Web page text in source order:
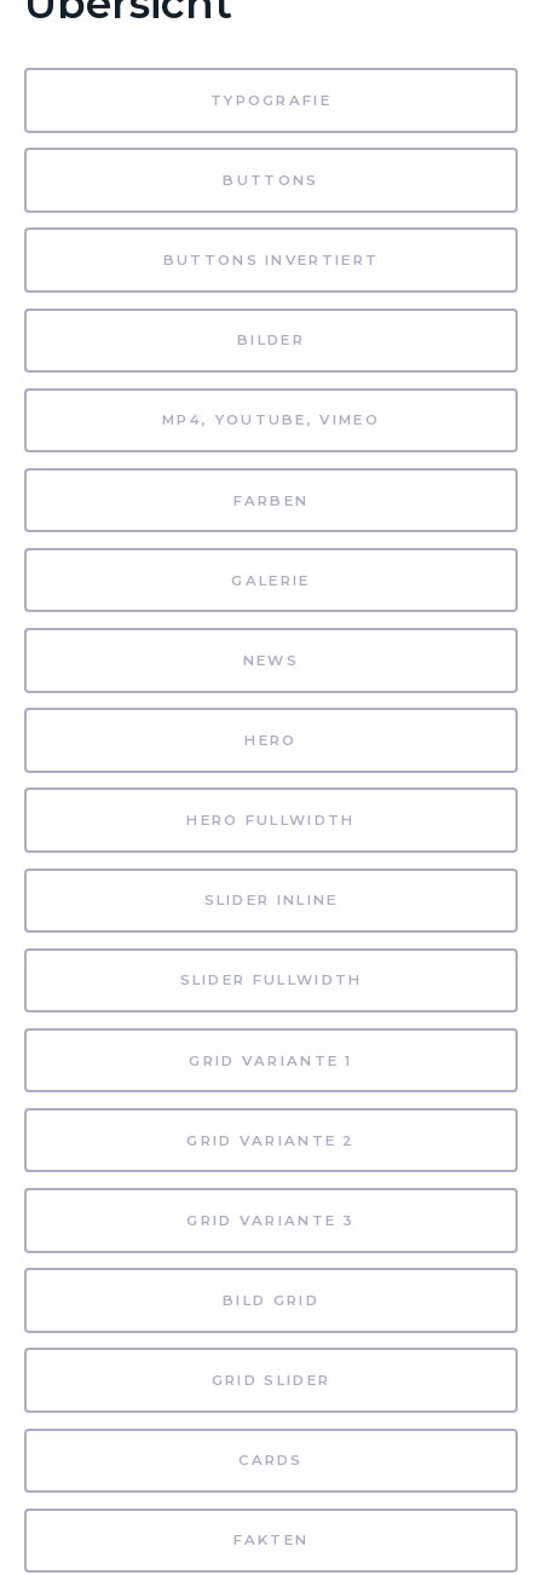
TYPOGRAFIE
BUTTONS
BUTTONS INVERTIERT
BILDER
MP4, YOUTUBE, VIMEO
FARBEN
GALERIE
NEWS
HERO
HERO FULLWIDTH
SLIDER INLINE
SLIDER FULLWIDTH
GRID VARIANTE 1
GRID VARIANTE 2
GRID VARIANTE 3
BILD GRID
GRID SLIDER
CARDS
FAKTEN